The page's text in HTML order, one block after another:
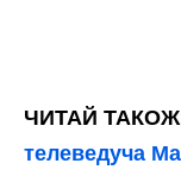
ЧИТАЙ
телеведуча